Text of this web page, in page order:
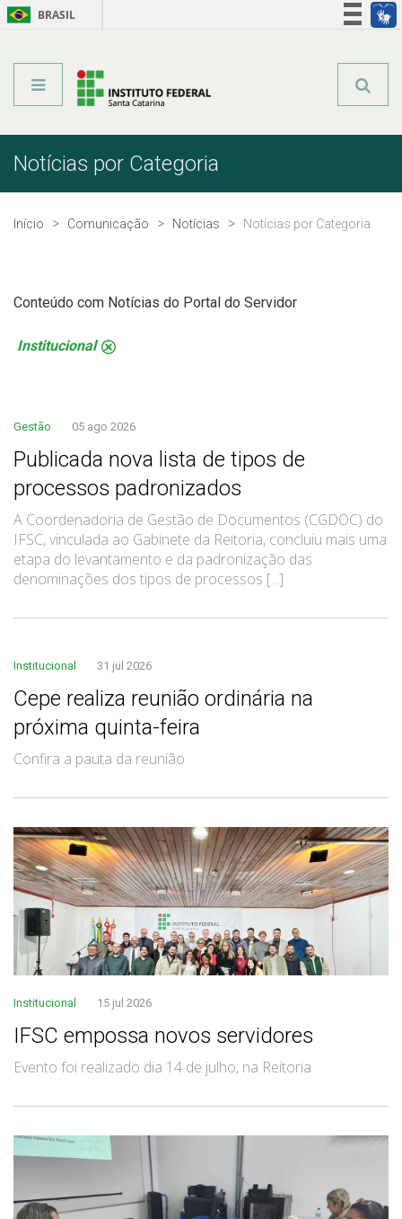
BRASIL
Notícias por Categoria
Início Comunicação Notícias Notícias por Categoria
Conteúdo com Notícias do Portal do Servidor
Institucional .
Gestão 05 ago 2026
Publicada nova lista de tipos de
processos padronizados
A Coordenadoria de Gestão de Documentos (CGDOC) do
IFSC, vinculada ao Gabinete da Reitoria, concluiu mais uma
etapa do levantamento e da padronização das
denominações dos tipos de processos [...]
Institucional 31 jul 2026
Cepe realiza reunião ordinária na
próxima quinta-feira
Confira a pauta da reunião
Institucional 15 jul 2026
IFSC empossa novos servidores
Evento foi realizado dia 14 de julho, na Reitoria